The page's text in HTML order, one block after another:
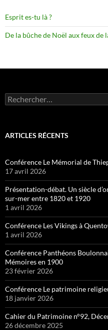
Esprit es-tu là ?
De la bûche de Noël aux feux de
Rechercher :
ARTICLES RÉCENTS
Conférence Le Mémorial de
17 avril 2026
Présentation-débat. Un siècle
sur-mer entre 1820 et 1920
1 avril 2026
Conférence Les Vikings à
1 avril 2026
Conférence Panthéons
Mémoires en 1900
23 février 2026
Conférence Le patrimoine
18 janvier 2026
Cahier du Patrimoine n°92,
26 décembre 2025